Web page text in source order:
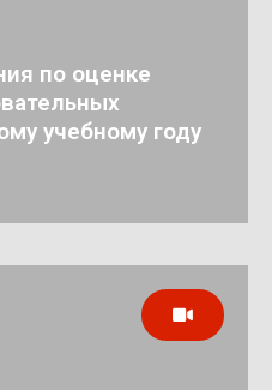
по оценке
учебному году